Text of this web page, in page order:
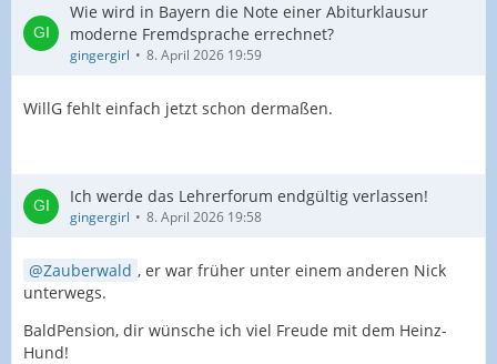
Wie wird in Bayern die Note einer Abiturklausur
moderne Fremdsprache errechnet?
gingergirl 8. April 2026 19:59
WillG fehlt einfach jetzt schon dermaßen.
Ich werde das Lehrerforum endgültig verlassen!
gingergirl 8. April 2026 19:58
Zauberwald , er war früher unter einem anderen Nick
unterwegs.
BaldPension, dir wünsche ich viel Freude mit dem Heinz-
Hund!